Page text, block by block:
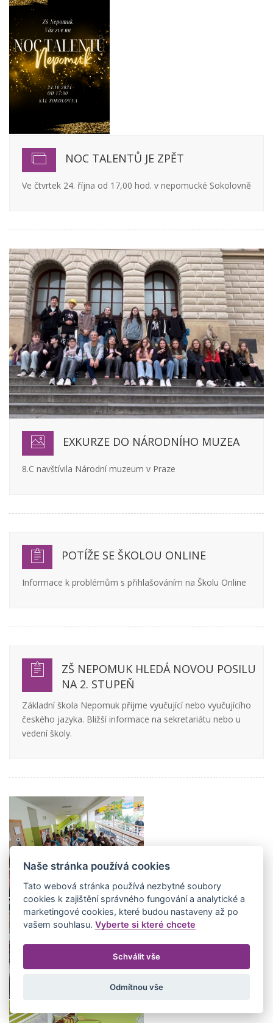
NOC TALENTŮ JE ZPĚT
Ve čtvrtek 24. října od 17,00 hod. v nepomucké Sokolovně
EXKURZE DO NÁRODNÍHO MUZEA
8.C navštívila Národní muzeum v Praze
POTÍŽE SE ŠKOLOU ONLINE
Informace k problémům s přihlašováním na Školu Online
ZŠ NEPOMUK HLEDÁ NOVOU POSILU
NA 2. STUPEŇ
Základní škola Nepomuk přijme vyučující nebo vyučujícího
českého jazyka. Bližší informace na sekretariátu nebo u
vedení školy.
Naše stránka používá cookies
Tato webová stránka používá nezbytné soubory
cookies k zajištění správného fungování a analytické a
marketingové cookies, které budou nastaveny až po
vašem souhlasu.Vyberte si které chcete
Schválit vše
Odmítnou vše